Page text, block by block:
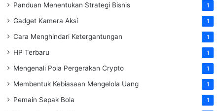
Panduan Menentukan Strategi Bisnis 1
Gadget Kamera Aksi 1
Cara Menghindari Ketergantungan 1
HP Terbaru 1
Mengenali Pola Pergerakan Crypto 1
Membentuk Kebiasaan Mengelola Uang 1
Pemain Sepak Bola 1